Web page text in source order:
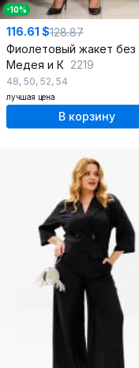
-10%
116.61 $128.87
Медея и К 2219
48, 50, 52, 54
лучшая цена
В корзину